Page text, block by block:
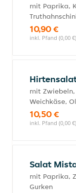
mit Paprika,
10,90 €
inkl. Pfand (0,00 €)
mit
Weichkäse,
10,50 €
inkl. Pfand (0,00 €)
Salat
mit Paprika,
Gurken